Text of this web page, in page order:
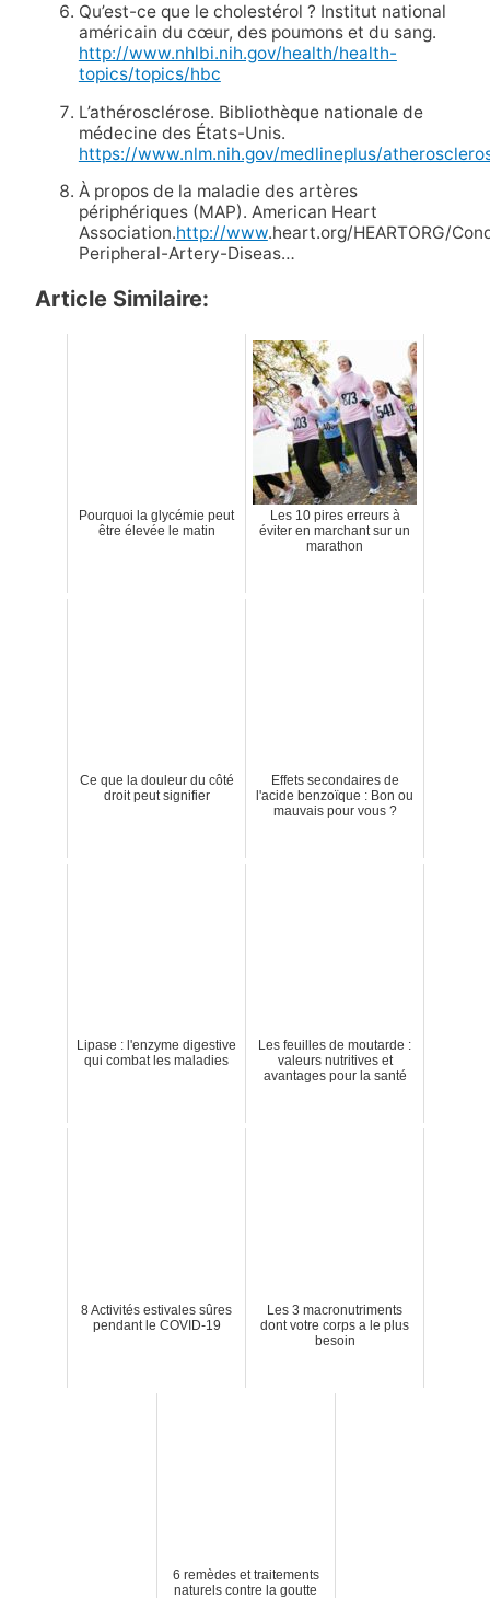
Qu’est-ce que le cholestérol ? Institut national
américain du cœur, des poumons et du sang.
http://www.nhlbi.nih.gov/health/health-
topics/topics/hbc
L’athérosclérose. Bibliothèque nationale de
médecine des États-Unis.
https://www.nlm.nih.gov/medlineplus/
À propos de la maladie des artères
périphériques (MAP). American Heart
Association.http://www.heart.org/HEARTORG/
Peripheral-Artery-Diseas…
Article Similaire:
Pourquoi la glycémie peut
être élevée le matin
Les 10 pires erreurs à
éviter en marchant sur un
marathon
Ce que la douleur du côté
droit peut signifier
Effets secondaires de
l'acide benzoïque : Bon ou
mauvais pour vous ?
Lipase : l'enzyme digestive
qui combat les maladies
Les feuilles de moutarde :
valeurs nutritives et
avantages pour la santé
8 Activités estivales sûres
pendant le COVID-19
Les 3 macronutriments
dont votre corps a le plus
besoin
6 remèdes et traitements
naturels contre la goutte